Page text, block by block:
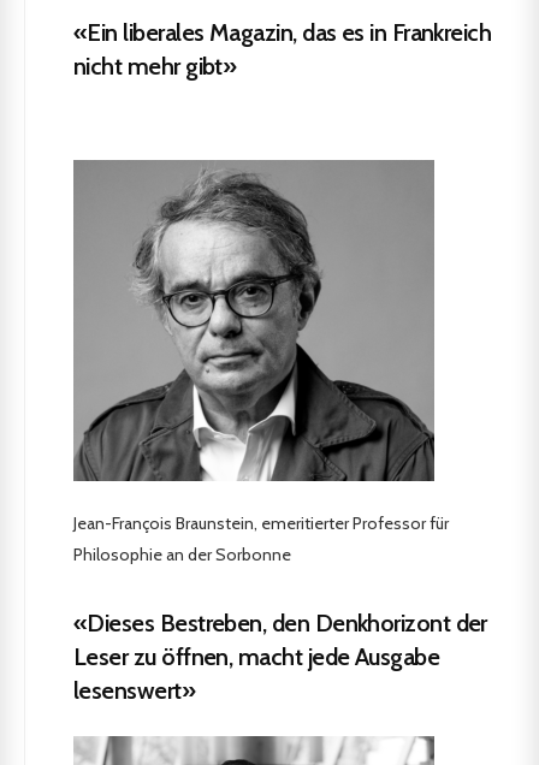
«Ein liberales Magazin, das es in Frankreich
nicht mehr gibt»
Jean-François Braunstein, emeritierter Professor für
Philosophie an der Sorbonne
«Dieses Bestreben, den Denkhorizont der
Leser zu öffnen, macht jede Ausgabe
lesenswert»